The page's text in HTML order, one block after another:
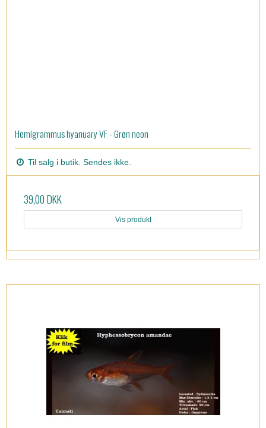
Hemigrammus hyanuary VF - Grøn neon
Til salg i butik. Sendes ikke.
39,00 DKK
Vis produkt